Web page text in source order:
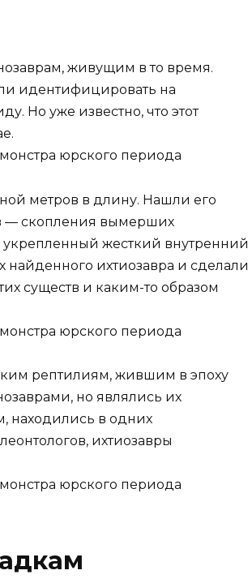
живущим в то время.
идентифицировать на
Но уже известно, что этот
метров в длину. Нашли его
— скопления вымерших
жесткий внутренний
найденного ихтиозавра и сделали
существ и каким-то образом
рептилиям, жившим в эпоху
но являлись их
находились в одних
ихтиозавры